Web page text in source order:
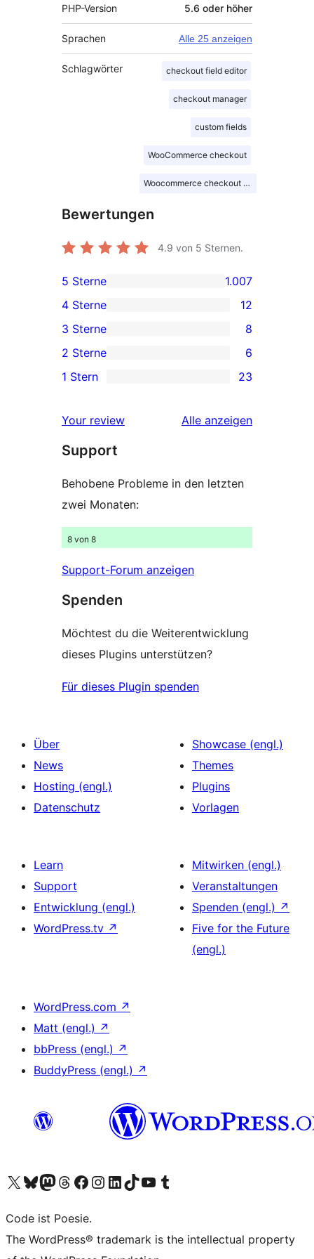
PHP-Version 5.6 oder höher
Sprachen Alle 25 anzeigen
Schlagwörter checkout field editor
checkout manager
custom fields
WooCommerce checkout
Woocommerce checkout field
Bewertungen
4.9 von 5 Sternen.
1.007 5-
Sterne-
Rezensionen
5 Sterne 1.007
12 4-
Sterne-
Rezensionen
4 Sterne 12
8 3-
Sterne-
Rezensionen
3 Sterne 8
6 2-
Sterne-
2 Sterne 6
23 1-
Rezensionen
1 Stern 23
Your review Alle Rezensionen
anzeigen
Support
Behobene Probleme in den letzten
zwei Monaten:
8 von 8
Support-Forum anzeigen
Spenden
Möchtest du die Weiterentwicklung
dieses Plugins unterstützen?
Für dieses Plugin spenden
Über
News
Hosting (engl.)
Datenschutz
Showcase (engl.)
Themes
Plugins
Vorlagen
Learn
Support
Entwicklung (engl.)
WordPress.tv ↗
Mitwirken (engl.)
Veranstaltungen
Spenden (engl.) ↗
Five for the Future
(engl.)
WordPress.com ↗
Matt (engl.) ↗
bbPress (engl.) ↗
BuddyPress (engl.) ↗
Unser X-Konto (früher Twitter) besuchen
Unser Bluesky-Konto besuchen
Unser Mastodon-Konto besuchen
Unser Threads-Konto besuchen
Unsere Facebook-Seite besuchen
Unser Instagram-Konto besuchen
Unser LinkedIn-Konto besuchen
Unser TikTok-Konto besuchen
Unseren YouTube-Kanal besuchen
Unser Tumblr-Konto besuchen
Code ist Poesie.
The WordPress® trademark is the intellectual property